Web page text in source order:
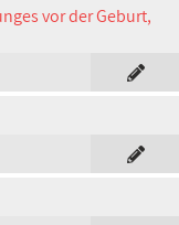
vor der Geburt,